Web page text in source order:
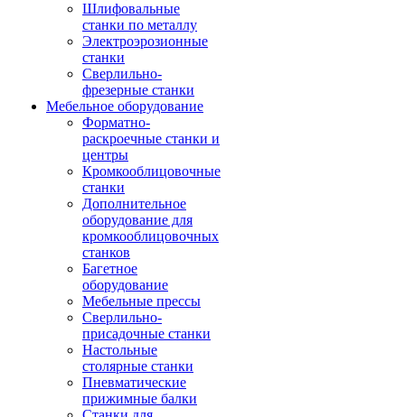
Шлифовальные
станки по металлу
Электроэрозионные
станки
Сверлильно-
фрезерные станки
Мебельное оборудование
Форматно-
раскроечные станки и
центры
Кромкооблицовочные
станки
Дополнительное
оборудование для
кромкооблицовочных
станков
Багетное
оборудование
Мебельные прессы
Сверлильно-
присадочные станки
Настольные
столярные станки
Пневматические
прижимные балки